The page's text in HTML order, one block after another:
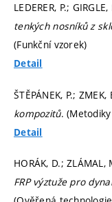
LEDERER, P.; GIRGLE,
tenkých nosníků z
(Funkční vzorek)
Detail
ŠTĚPÁNEK, P.; ZMEK,
kompozitů.
Detail
HORÁK, D.; ZLÁMAL,
FRP výztuže pro